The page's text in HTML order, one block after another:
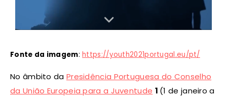
Fonte da imagem:https://youth2021portugal.eu/pt/
No âmbito da Presidência Portuguesa do Conselho
da União Europeia para a Juventude 1 (1 de janeiro a